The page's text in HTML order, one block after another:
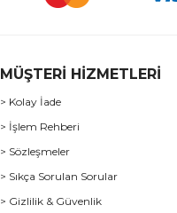
MÜŞTERİ HİZMETLERİ
> Kolay İade
> İşlem Rehberi
> Sözleşmeler
> Sıkça Sorulan Sorular
> Gizlilik & Güvenlik